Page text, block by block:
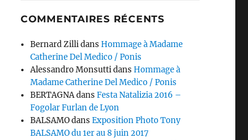
COMMENTAIRES RÉCENTS
Bernard ZillidansHommage à Madame
Catherine Del Medico / Ponis
Alessandro MonsuttidansHommage à
Madame Catherine Del Medico / Ponis
BERTAGNAdansFesta Natalizia 2016 –
Fogolar Furlan de Lyon
BALSAMOdansExposition Photo Tony
BALSAMO du 1er au 8 juin 2017